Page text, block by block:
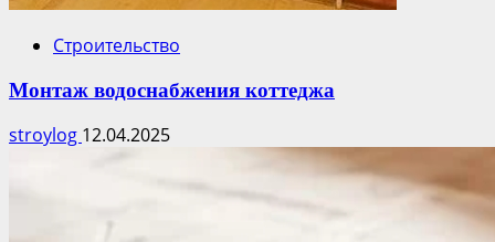
Строительство
Монтаж водоснабжения коттеджа
stroylog 12.04.2025